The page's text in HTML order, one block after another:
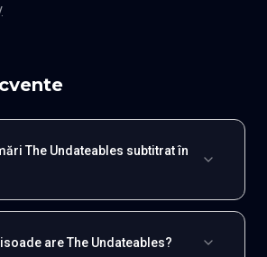
The Undateables subtitrat în
are The Undateables?